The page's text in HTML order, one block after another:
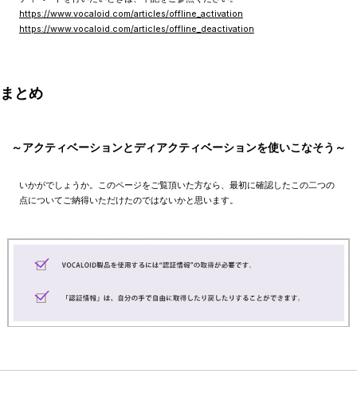
https://www.vocaloid.com/articles/offline_activation
https://www.vocaloid.com/articles/offline_deactivation
まとめ
～アクティベーションとディアクティベーションを使いこなそう～
いかがでしょうか。このページをご覧頂いた方なら、最初に確認したこの二つの
点についてご納得いただけたのではないかと思います。